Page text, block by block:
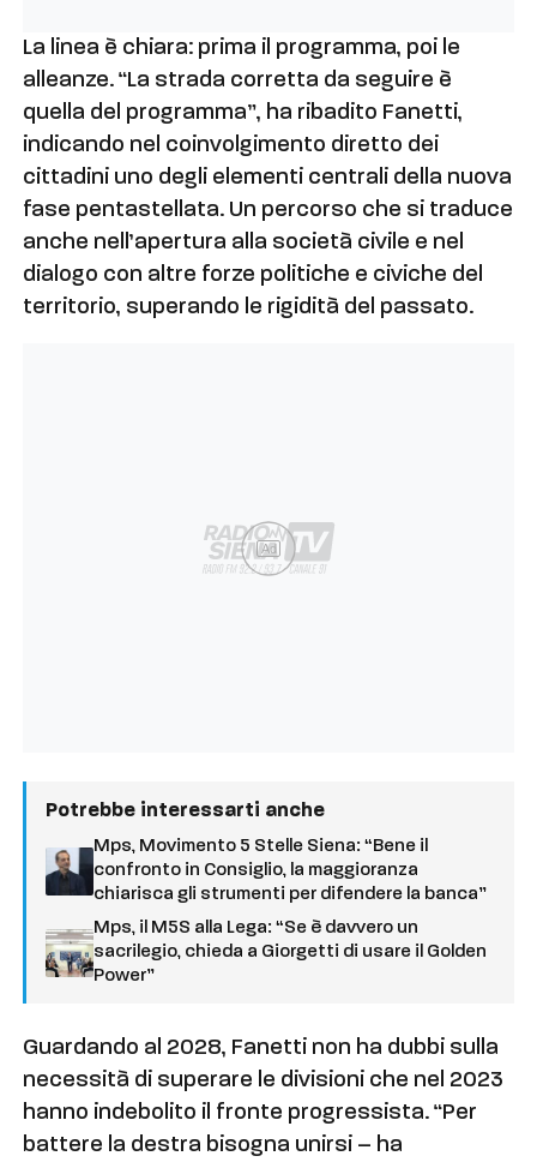
La linea è chiara: prima il programma, poi le
alleanze. “La strada corretta da seguire è
quella del programma”, ha ribadito Fanetti,
indicando nel coinvolgimento diretto dei
cittadini uno degli elementi centrali della nuova
fase pentastellata. Un percorso che si traduce
anche nell’apertura alla società civile e nel
dialogo con altre forze politiche e civiche del
territorio, superando le rigidità del passato.
Ad
Potrebbe interessarti anche
Mps, Movimento 5 Stelle Siena: “Bene il
confronto in Consiglio, la maggioranza
chiarisca gli strumenti per difendere la banca”
Mps, il M5S alla Lega: “Se è davvero un
sacrilegio, chieda a Giorgetti di usare il Golden
Power”
Guardando al 2028, Fanetti non ha dubbi sulla
necessità di superare le divisioni che nel 2023
hanno indebolito il fronte progressista. “Per
battere la destra bisogna unirsi – ha